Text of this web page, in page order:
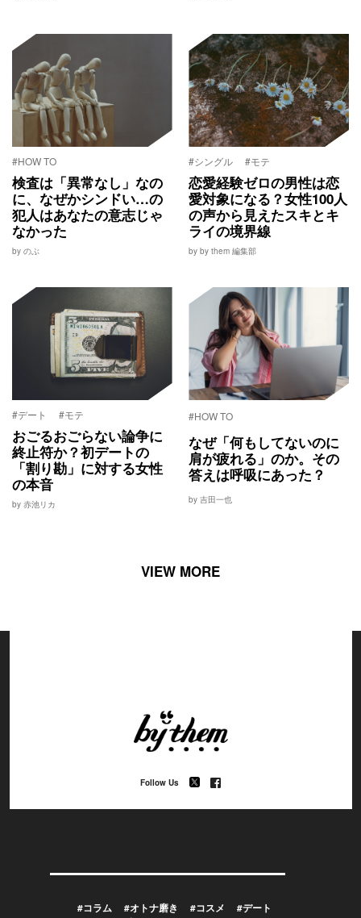
#HOW TO
検査は「異常なし」なの
に、なぜかシンドい…の
犯人はあなたの意志じゃ
なかった
by のぶ
#シングル #モテ
恋愛経験ゼロの男性は恋
愛対象になる？女性100人
の声から見えたスキとキ
ライの境界線
by by them 編集部
#デート #モテ
おごるおごらない論争に
終止符か？初デートの
「割り勘」に対する女性
の本音
by 赤池リカ
#HOW TO
なぜ「何もしてないのに
肩が疲れる」のか。その
答えは呼吸にあった？
by 吉田一也
VIEW MORE
Follow Us
#コラム #オトナ磨き #コスメ
#デート